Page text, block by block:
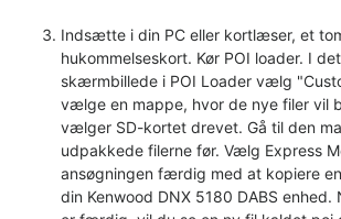
Indsætte i din PC eller kortlæser, et
hukommelseskort. Kør POI loader. I
skærmbillede i POI Loader vælg
vælge en mappe, hvor de nye filer vil
vælger SD-kortet drevet. Gå til den
udpakkede filerne før. Vælg Express
ansøgningen færdig med at kopiere
din Kenwood DNX 5180 DABS enhed.